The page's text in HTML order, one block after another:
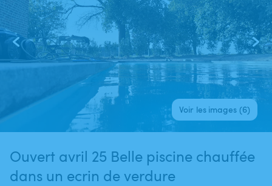
Voir les images (6)
Ouvert avril 25 Belle piscine chauffée
dans un ecrin de verdure